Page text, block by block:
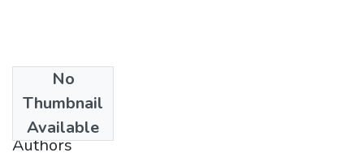
No
Thumbnail
Available
1954
Authors